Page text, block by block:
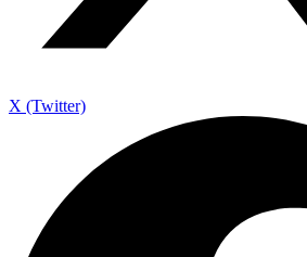
X (Twitter)